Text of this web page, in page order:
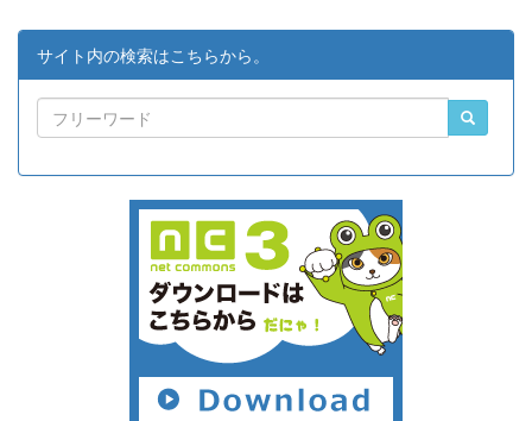
サイト内の検索はこちらから。